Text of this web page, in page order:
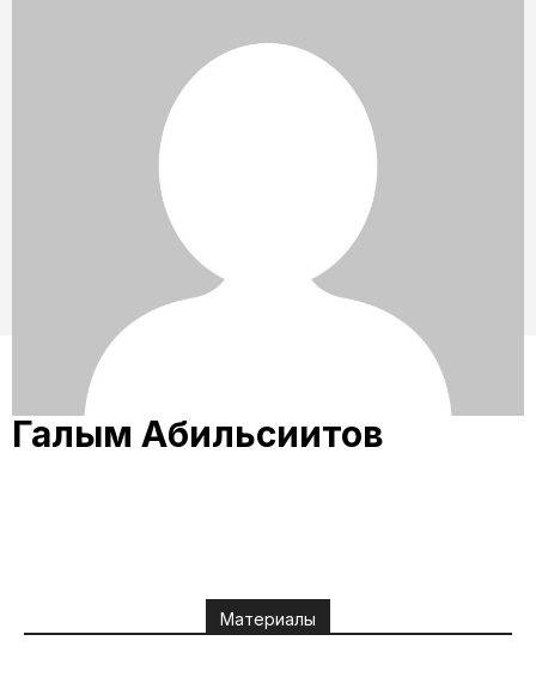
Галым Абильсиитов
Материалы